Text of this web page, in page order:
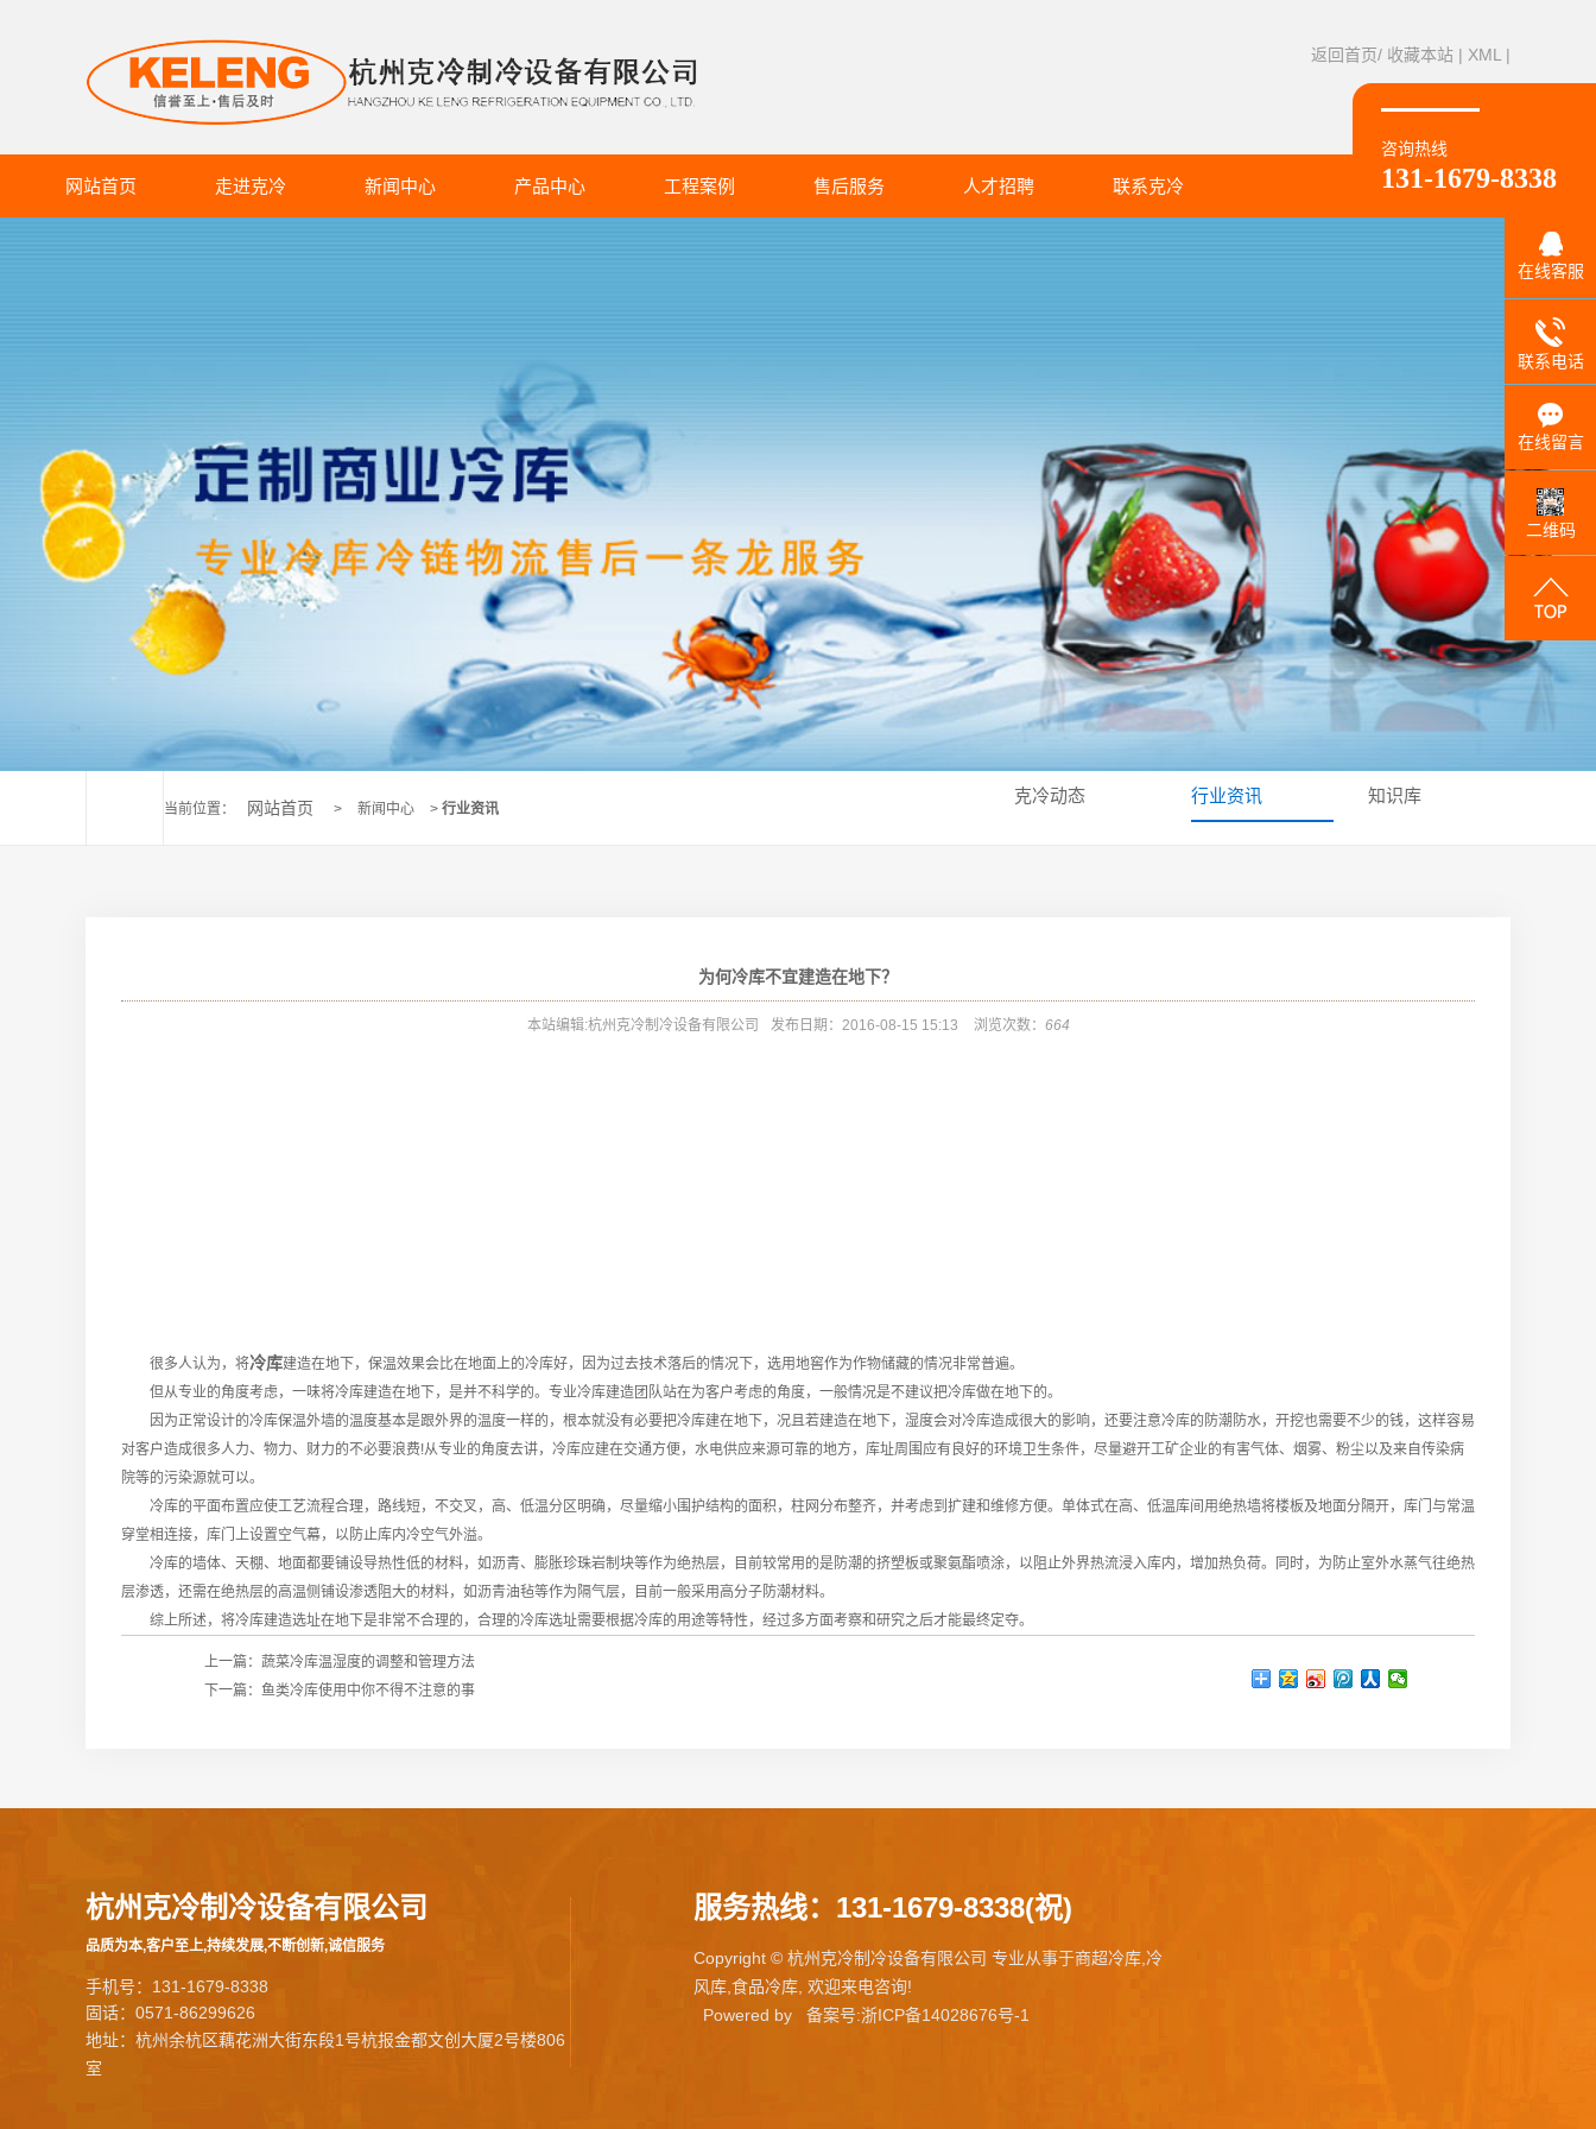
返回首页/ 收藏本站 | XML |
咨询热线
131-1679-8338
网站首页 走进克冷 新闻中心 产品中心
蔬果气调库系列
工程案例 售后服务 人才招聘 联系克冷
当前位置： 网站首页 > 新闻中心 > 行业资讯
克冷动态 行业资讯 知识库
为何冷库不宜建造在地下？
本站编辑:杭州克冷制冷设备有限公司 发布日期：2016-08-15 15:13 浏览次数： 664
很多人认为，将冷库建造在地下，保温效果会比在地面上的冷库好，因为过去技术落后的情况下，选用地窖作为作物储藏的情况非常普遍。
但从专业的角度考虑，一味将冷库建造在地下，是并不科学的。专业冷库建造团队站在为客户考虑的角度，一般情况是不建议把冷库做在地下的。
因为正常设计的冷库保温外墙的温度基本是跟外界的温度一样的，根本就没有必要把冷库建在地下，况且若建造在地下，湿度会对冷库造成很大的影响，还要注意冷库的防潮防水，开挖也需要不少的钱，这样容易
对客户造成很多人力、物力、财力的不必要浪费!从专业的角度去讲，冷库应建在交通方便，水电供应来源可靠的地方，库址周围应有良好的环境卫生条件，尽量避开工矿企业的有害气体、烟雾、粉尘以及来自传染病
院等的污染源就可以。
冷库的平面布置应使工艺流程合理，路线短，不交叉，高、低温分区明确，尽量缩小围护结构的面积，柱网分布整齐，并考虑到扩建和维修方便。单体式在高、低温库间用绝热墙将楼板及地面分隔开，库门与常温
穿堂相连接，库门上设置空气幕，以防止库内冷空气外溢。
冷库的墙体、天棚、地面都要铺设导热性低的材料，如沥青、膨胀珍珠岩制块等作为绝热层，目前较常用的是防潮的挤塑板或聚氨酯喷涂，以阻止外界热流浸入库内，增加热负荷。同时，为防止室外水蒸气往绝热
层渗透，还需在绝热层的高温侧铺设渗透阻大的材料，如沥青油毡等作为隔气层，目前一般采用高分子防潮材料。
综上所述，将冷库建造选址在地下是非常不合理的，合理的冷库选址需要根据冷库的用途等特性，经过多方面考察和研究之后才能最终定夺。
上一篇： 蔬菜冷库温湿度的调整和管理方法
下一篇： 鱼类冷库使用中你不得不注意的事
杭州克冷制冷设备有限公司
品质为本,客户至上,持续发展,不断创新,诚信服务
手机号：131-1679-8338
固话：0571-86299626
地址：杭州余杭区藕花洲大街东段1号杭报金都文创大厦2号楼806
室
服务热线：131-1679-8338(祝)
Copyright © 杭州克冷制冷设备有限公司 专业从事于商超冷库,冷
风库,食品冷库, 欢迎来电咨询!
Powered by 备案号:浙ICP备14028676号-1
在线客服
联系电话
在线留言
二维码